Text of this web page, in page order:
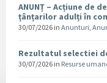
ANUNȚ – Acțiune de
țânțarilor adulți în
30/07/2026 in Anunturi,
Rezultatul selectiei
30/07/2026 in Resurse